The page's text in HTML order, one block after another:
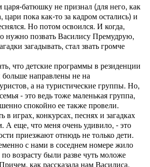
батюшку не признал (для него, как
цари пока как-то за кадром остались) и
Но потом освоился. И когда,
нужно позвать Василису Премудрую,
загадывать, стал звать громче
что детские программы в резиденции
направлены не на
а на туристические группы. Но,
- это ведь тоже маленькая группа,
спокойно ее также провели.
в играх, конкурсах, песнях и загадках
А еще, что меня очень удивило, - это
приезжают отнюдь не только дети.
с нами в соседнем номере жило
возрасту были разве чуть моложе
как рассказала нам Василиса,